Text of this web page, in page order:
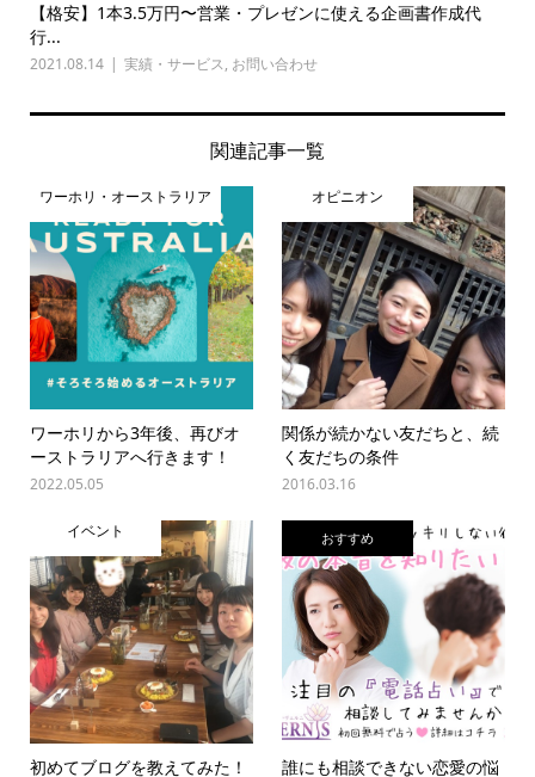
【格安】1本3.5万円〜営業・プレゼンに使える企画書作成代
行...
2021.08.14 実績・サービス, お問い合わせ
関連記事一覧
ワーホリ・オーストラリア
ワーホリから3年後、再びオ
ーストラリアへ行きます！
2022.05.05
オピニオン
関係が続かない友だちと、続
く友だちの条件
2016.03.16
イベント
初めてブログを教えてみた！
おすすめ
誰にも相談できない恋愛の悩